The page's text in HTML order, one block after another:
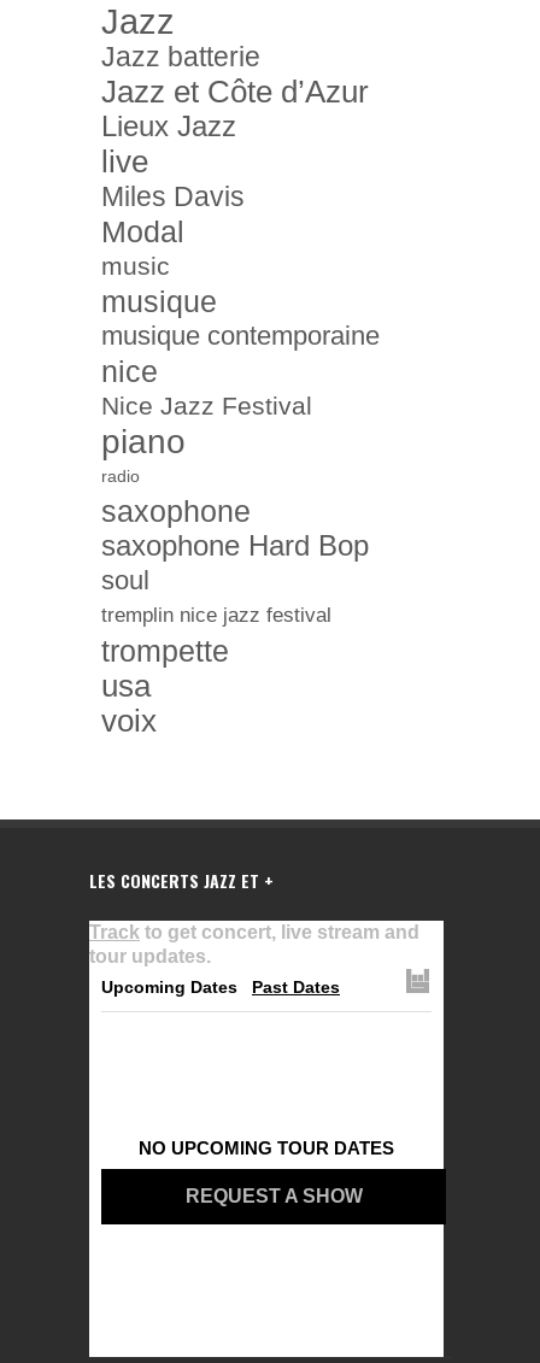
Jazz
Jazz batterie
Jazz et Côte d’Azur
Lieux Jazz
live
Miles Davis
Modal
music
musique
musique contemporaine
nice
Nice Jazz Festival
piano
radio
saxophone
saxophone Hard Bop
soul
tremplin nice jazz festival
trompette
usa
voix
LES CONCERTS JAZZ ET +
Track to get concert, live stream and
tour updates.
Upcoming Dates Past Dates
NO UPCOMING TOUR DATES
REQUEST A SHOW